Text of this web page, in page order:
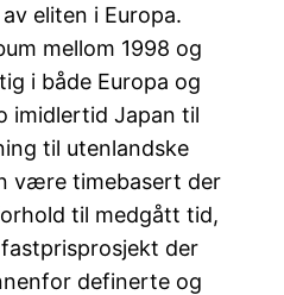
eliten i Europa.
mellom 1998 og
i både Europa og
imidlertid Japan til
til utenlandske
være timebasert der
til medgått tid,
der
definerte og